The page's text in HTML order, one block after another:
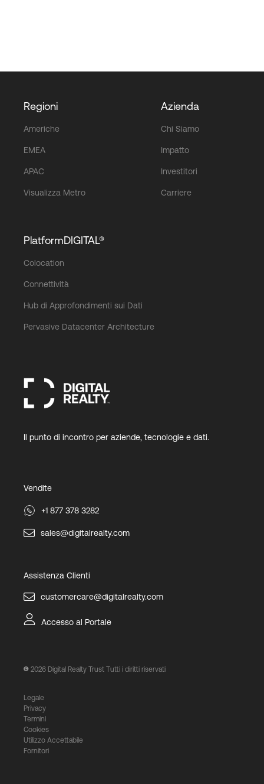
Regioni
Americhe
EMEA
APAC
Visualizza Metro
Azienda
Chi Siamo
Impatto
Investitori
Carriere
PlatformDIGITAL®
Colocation
Connettività
Hub di Approfondimenti sui Dati
Pervasive Datacenter Architecture
Il punto di incontro per aziende, tecnologie e dati.
Vendite
+1 877 378 3282
sales@digitalrealty.com
Assistenza Clienti
customercare@digitalrealty.com
Accesso al Portale
2026 Digital Realty Trust Tutti i diritti riservati
Legale
Privacy
Termini
Cookies
Utilizzo Accettabile
Fornitori